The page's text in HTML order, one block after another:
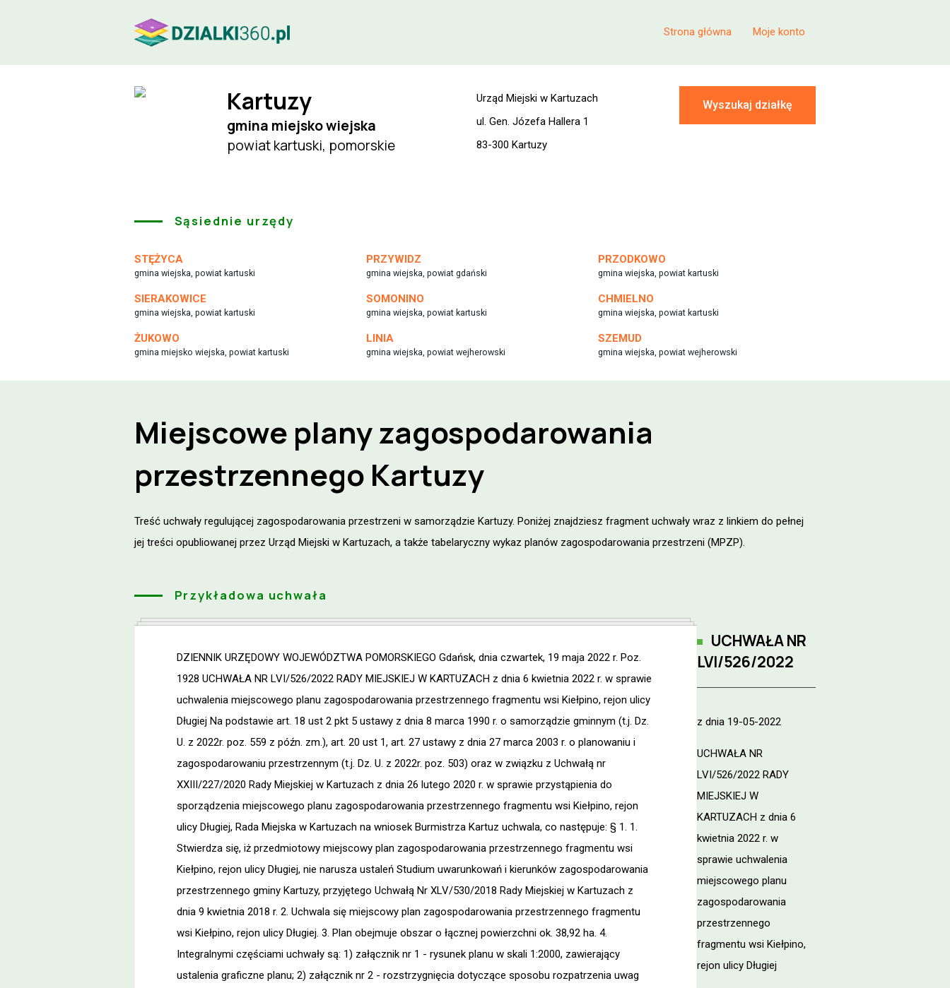
Strona główna Moje konto
Kartuzy
gmina miejsko wiejska
powiat kartuski, pomorskie
Urząd Miejski w Kartuzach
ul. Gen. Józefa Hallera 1
83-300 Kartuzy
Wyszukaj działkę
Sąsiednie urzędy
STĘŻYCA
gmina wiejska, powiat kartuski
PRZYWIDZ
gmina wiejska, powiat gdański
PRZODKOWO
gmina wiejska, powiat kartuski
SIERAKOWICE
gmina wiejska, powiat kartuski
SOMONINO
gmina wiejska, powiat kartuski
CHMIELNO
gmina wiejska, powiat kartuski
ŻUKOWO
gmina miejsko wiejska, powiat kartuski
LINIA
gmina wiejska, powiat wejherowski
SZEMUD
gmina wiejska, powiat wejherowski
Miejscowe plany zagospodarowania
przestrzennego Kartuzy
Treść uchwały regulującej zagospodarowania przestrzeni w samorządzie Kartuzy. Poniżej znajdziesz fragment uchwały wraz z linkiem do pełnej
jej treści opubliowanej przez Urząd Miejski w Kartuzach, a także tabelaryczny wykaz planów zagospodarowania przestrzeni (MPZP).
Przykładowa uchwała
DZIENNIK URZĘDOWY WOJEWÓDZTWA POMORSKIEGO Gdańsk, dnia czwartek, 19 maja 2022 r. Poz.
1928 UCHWAŁA NR LVI/526/2022 RADY MIEJSKIEJ W KARTUZACH z dnia 6 kwietnia 2022 r. w sprawie
uchwalenia miejscowego planu zagospodarowania przestrzennego fragmentu wsi Kiełpino, rejon ulicy
Długiej Na podstawie art. 18 ust 2 pkt 5 ustawy z dnia 8 marca 1990 r. o samorządzie gminnym (t.j. Dz.
U. z 2022r. poz. 559 z późn. zm.), art. 20 ust 1, art. 27 ustawy z dnia 27 marca 2003 r. o planowaniu i
zagospodarowaniu przestrzennym (t.j. Dz. U. z 2022r. poz. 503) oraz w związku z Uchwałą nr
XXIII/227/2020 Rady Miejskiej w Kartuzach z dnia 26 lutego 2020 r. w sprawie przystąpienia do
sporządzenia miejscowego planu zagospodarowania przestrzennego fragmentu wsi Kiełpino, rejon
ulicy Długiej, Rada Miejska w Kartuzach na wniosek Burmistrza Kartuz uchwala, co następuje: § 1. 1.
Stwierdza się, iż przedmiotowy miejscowy plan zagospodarowania przestrzennego fragmentu wsi
Kiełpino, rejon ulicy Długiej, nie narusza ustaleń Studium uwarunkowań i kierunków zagospodarowania
przestrzennego gminy Kartuzy, przyjętego Uchwałą Nr XLV/530/2018 Rady Miejskiej w Kartuzach z
dnia 9 kwietnia 2018 r. 2. Uchwala się miejscowy plan zagospodarowania przestrzennego fragmentu
wsi Kiełpino, rejon ulicy Długiej. 3. Plan obejmuje obszar o łącznej powierzchni ok. 38,92 ha. 4.
Integralnymi częściami uchwały są: 1) załącznik nr 1 - rysunek planu w skali 1:2000, zawierający
ustalenia graficzne planu; 2) załącznik nr 2 - rozstrzygnięcia dotyczące sposobu rozpatrzenia uwag
UCHWAŁA NR
LVI/526/2022
z dnia 19-05-2022
UCHWAŁA NR
LVI/526/2022 RADY
MIEJSKIEJ W
KARTUZACH z dnia 6
kwietnia 2022 r. w
sprawie uchwalenia
miejscowego planu
zagospodarowania
przestrzennego
fragmentu wsi Kiełpino,
rejon ulicy Długiej